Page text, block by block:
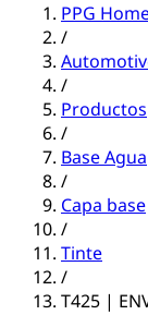
PPG
/
/
Productos
/
Base Agua
/
Capa base
/
Tinte
/
T425 |